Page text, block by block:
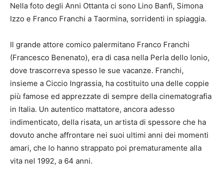
Nella foto degli Anni Ottanta ci sono Lino Banfi, Simona
Izzo e Franco Franchi a Taormina, sorridenti in spiaggia.
Il grande attore comico palermitano Franco Franchi
(Francesco Benenato), era di casa nella Perla dello Ionio,
dove trascorreva spesso le sue vacanze. Franchi,
insieme a Ciccio Ingrassia, ha costituito una delle coppie
più famose ed apprezzate di sempre della cinematografia
in Italia. Un autentico mattatore, ancora adesso
indimenticato, della risata, un artista di spessore che ha
dovuto anche affrontare nei suoi ultimi anni dei momenti
amari, che lo hanno strappato poi prematuramente alla
vita nel 1992, a 64 anni.